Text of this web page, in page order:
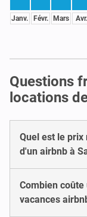
Janv. Févr. Mars Avr.
Questions
locations
Quel est le prix
d'un airbnb à
Combien
vacances